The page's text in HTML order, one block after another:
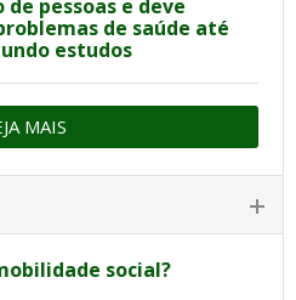
de pessoas e deve
de saúde até
estudos
MAIS
social?